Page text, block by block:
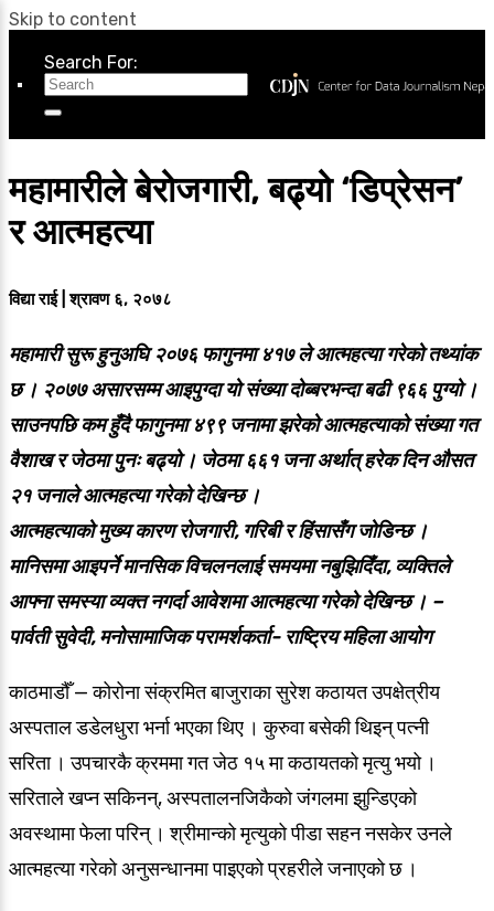
Skip to content
Search For:
महामारीले बेरोजगारी, बढ्यो ‘डिप्रेसन’
र आत्महत्या
विद्या राई | श्रावण ६, २०७८
महामारी सुरू हुनुअघि २०७६ फागुनमा ४१७ ले आत्महत्या गरेको तथ्यांक
छ । २०७७ असारसम्म आइपुग्दा यो संख्या दोब्बरभन्दा बढी ९६६ पुग्यो ।
साउनपछि कम हुँदै फागुनमा ४९९ जनामा झरेको आत्महत्याको संख्या गत
वैशाख र जेठमा पुनः बढ्यो । जेठमा ६६१ जना अर्थात् हरेक दिन औसत
२१ जनाले आत्महत्या गरेको देखिन्छ ।
आत्महत्याको मुख्य कारण रोजगारी, गरिबी र हिंसासँग जोडिन्छ ।
मानिसमा आइपर्ने मानसिक विचलनलाई समयमा नबुझिदिँदा, व्यक्तिले
आफ्ना समस्या व्यक्त नगर्दा आवेशमा आत्महत्या गरेको देखिन्छ । –
पार्वती सुवेदी, मनोसामाजिक परामर्शकर्ता- राष्ट्रिय महिला आयोग
काठमाडौँ — कोरोना संक्रमित बाजुराका सुरेश कठायत उपक्षेत्रीय
अस्पताल डडेलधुरा भर्ना भएका थिए । कुरुवा बसेकी थिइन् पत्नी
सरिता । उपचारकै क्रममा गत जेठ १५ मा कठायतको मृत्यु भयो ।
सरिताले खप्न सकिनन्, अस्पतालनजिकैको जंगलमा झुन्डिएको
अवस्थामा फेला परिन् । श्रीमान्को मृत्युको पीडा सहन नसकेर उनले
आत्महत्या गरेको अनुसन्धानमा पाइएको प्रहरीले जनाएको छ ।